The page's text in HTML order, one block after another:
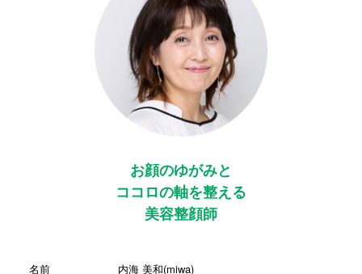
お顔のゆがみと
ココロの軸を整える
美容整顔師
名前 内海 美和(miwa)